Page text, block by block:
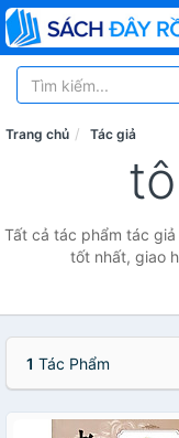
Trang chủ Tác giả
Tất cả tác phẩm tác
tốt nhất, giao
1 Tác Phẩm